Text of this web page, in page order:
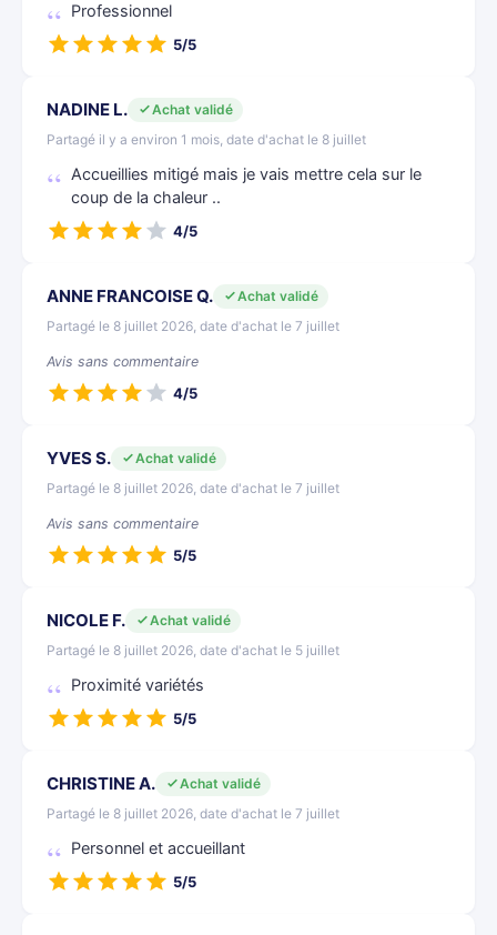
Professionnel
5/5
NADINE L.
Achat validé
Partagé il y a environ 1 mois, date d'achat le 8 juillet
Accueillies mitigé mais je vais mettre cela sur le
coup de la chaleur ..
4/5
ANNE FRANCOISE Q.
Achat validé
Partagé le 8 juillet 2026, date d'achat le 7 juillet
Avis sans commentaire
4/5
YVES S.
Achat validé
Partagé le 8 juillet 2026, date d'achat le 7 juillet
Avis sans commentaire
5/5
NICOLE F.
Achat validé
Partagé le 8 juillet 2026, date d'achat le 5 juillet
Proximité variétés
5/5
CHRISTINE A.
Achat validé
Partagé le 8 juillet 2026, date d'achat le 7 juillet
Personnel et accueillant
5/5